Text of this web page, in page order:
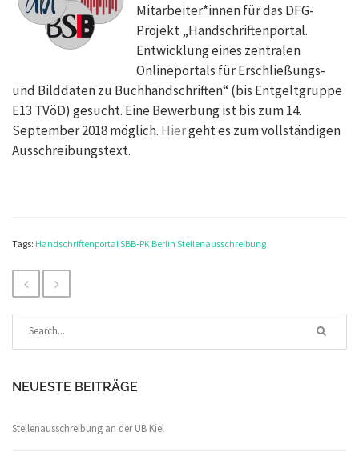
Mitarbeiter*innen für das DFG-
Projekt „Handschriftenportal.
Entwicklung eines zentralen
Onlineportals für Erschließungs-
und Bilddaten zu Buchhandschriften“ (bis Entgeltgruppe
E13 TVöD) gesucht. Eine Bewerbung ist bis zum 14.
September 2018 möglich. Hiergeht es zum vollständigen
Ausschreibungstext.
Tags: HandschriftenportalSBB-PK Berlin Stellenausschreibung
NEUESTE BEITRÄGE
Stellenausschreibung an der UB Kiel